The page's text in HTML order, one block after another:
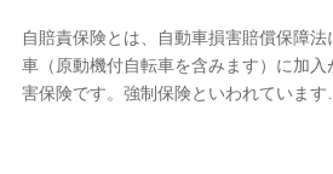
業務の委託
当社は利用目的の達成に必要な範囲内
自賠責保険とは、自動車損害賠償保障
車（原動機付自転車を含みます）に加
害保険です。強制保険といわれていま